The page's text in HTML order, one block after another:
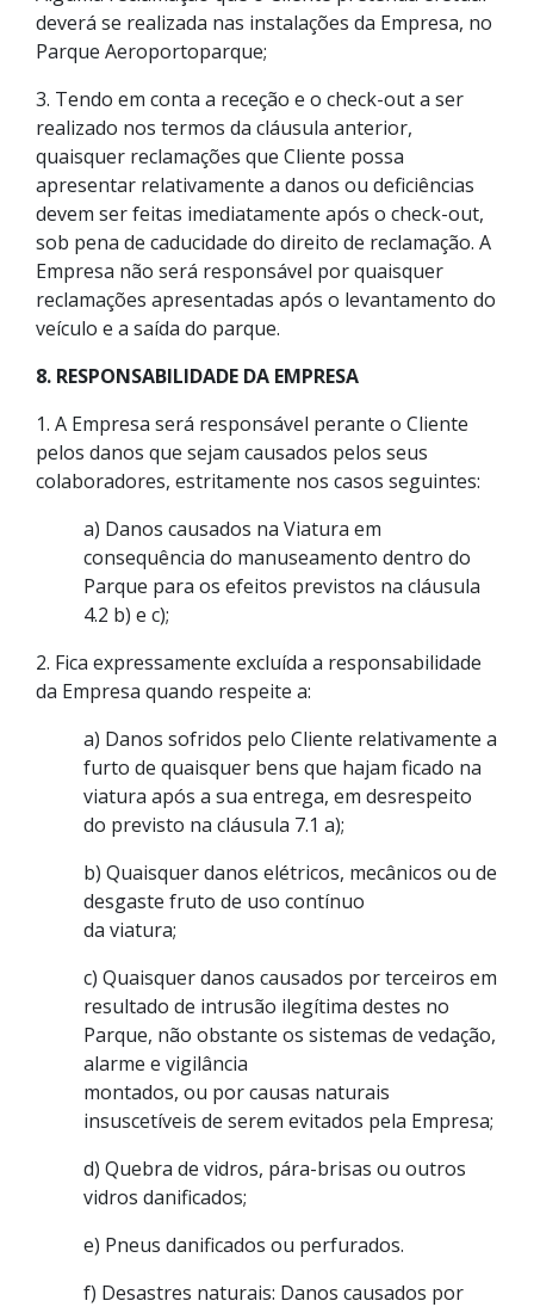
deverá se realizada nas instalações da Empresa, no
Parque Aeroportoparque;
3. Tendo em conta a receção e o check-out a ser
realizado nos termos da cláusula anterior,
quaisquer reclamações que Cliente possa
apresentar relativamente a danos ou deficiências
devem ser feitas imediatamente após o check-out,
sob pena de caducidade do direito de reclamação. A
Empresa não será responsável por quaisquer
reclamações apresentadas após o levantamento do
veículo e a saída do parque.
8. RESPONSABILIDADE DA EMPRESA
1. A Empresa será responsável perante o Cliente
pelos danos que sejam causados pelos seus
colaboradores, estritamente nos casos seguintes:
a) Danos causados na Viatura em
consequência do manuseamento dentro do
Parque para os efeitos previstos na cláusula
4.2 b) e c);
2. Fica expressamente excluída a responsabilidade
da Empresa quando respeite a:
a) Danos sofridos pelo Cliente relativamente a
furto de quaisquer bens que hajam ficado na
viatura após a sua entrega, em desrespeito
do previsto na cláusula 7.1 a);
b) Quaisquer danos elétricos, mecânicos ou de
desgaste fruto de uso contínuo
da viatura;
c) Quaisquer danos causados por terceiros em
resultado de intrusão ilegítima destes no
Parque, não obstante os sistemas de vedação,
alarme e vigilância
montados, ou por causas naturais
insuscetíveis de serem evitados pela Empresa;
d) Quebra de vidros, pára-brisas ou outros
vidros danificados;
e) Pneus danificados ou perfurados.
f) Desastres naturais: Danos causados por